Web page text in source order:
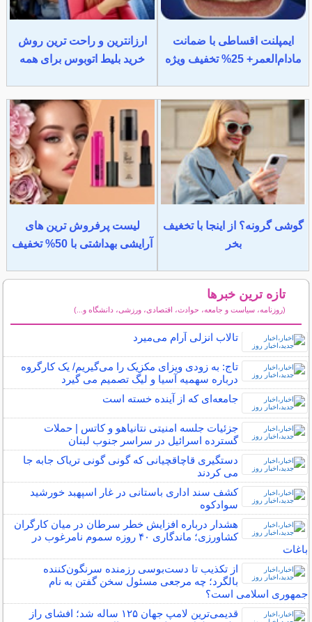
ایمپلنت اقساطی با ضمانت
مادام‌العمر+ 25% تخفیف ویژه
ارزانترین و راحت ترین روش
خرید بلیط اتوبوس برای همه
گوشی گرونه؟ از اینجا با تخغیف
بخر
لیست پرفروش ترین های
آرایشی بهداشتی با 50% تخفیف
تازه ترین خبرها
(روزنامه، سیاست و جامعه، حوادث، اقتصادی، ورزشی، دانشگاه و...)
تالاب انزلی آرام می‌میرد
تاج: به زودی ویزای مکزیک را می‌گیریم/ یک کارگروه
درباره سهمیه‌ آسیا و لیگ تصمیم می گیرد
جامعه‌ای که از آینده خسته است
جزئیات جلسه امنیتی نتانیاهو و کاتس | حملات
گسترده اسرائیل در سراسر جنوب لبنان
دستگیری قاچاقچیانی که گونی گونی تریاک جابه جا
می کردند
کشف سند اداری باستانی در غار اسپهبد خورشید
سوادکوه
هشدار درباره افزایش خطر سرطان در میان کارگران
کشاورزی؛ ماندگاری ۴۰ روزه سموم نامرغوب در
باغات
از تکذیب تا دست‌بوسی رزمنده سرنگون‌کننده
بالگرد؛ چه مرجعی مسئول سخن گفتن به نام
جمهوری اسلامی است؟
قدیمی‌ترین لامپ جهان ۱۲۵ ساله شد؛ افشای راز